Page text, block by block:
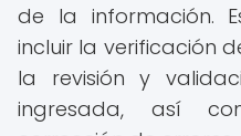
de la información.
incluir la verificación
la revisión y
ingresada, así